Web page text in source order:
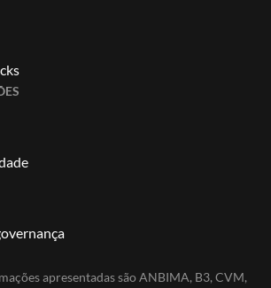
apresentadas são ANBIMA, B3, CVM,